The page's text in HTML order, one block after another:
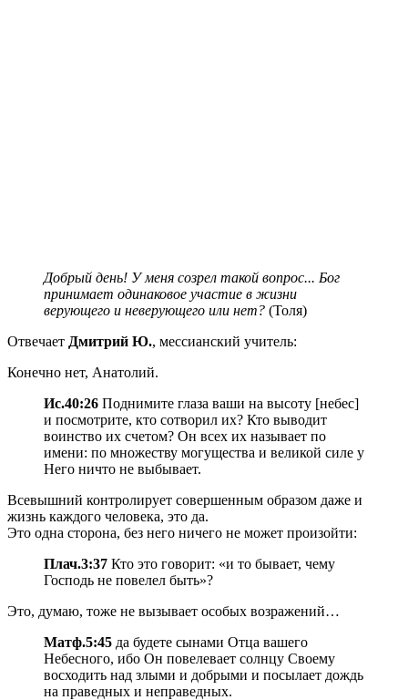
Добрый день! У меня созрел такой вопрос... Бог
принимает одинаковое участие в жизни
верующего и неверующего или нет? (Толя)
Отвечает Дмитрий Ю., мессианский учитель:
Конечно нет, Анатолий.
Ис.40:26 Поднимите глаза ваши на высоту [небес]
и посмотрите, кто сотворил их? Кто выводит
воинство их счетом? Он всех их называет по
имени: по множеству могущества и великой силе у
Него ничто не выбывает.
Всевышний контролирует совершенным образом даже и
жизнь каждого человека, это да.
Это одна сторона, без него ничего не может произойти:
Плач.3:37 Кто это говорит: «и то бывает, чему
Господь не повелел быть»?
Это, думаю, тоже не вызывает особых возражений…
Матф.5:45 да будете сынами Отца вашего
Небесного, ибо Он повелевает солнцу Своему
восходить над злыми и добрыми и посылает дождь
на праведных и неправедных.